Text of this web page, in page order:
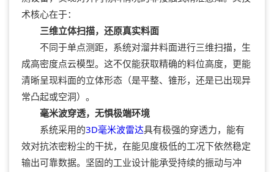
术核心在于：
三维立体扫描，还原真实料面
不同于单点测距，系统对溜井料面进行三维扫描，生
成高密度点云模型。这不仅能获取精确的料位高度，更能
清晰呈现料面的立体形态（是平整、锥形，还是已出现异
常凸起或空洞）。
毫米波穿透，无惧极端环境
系统采用的3D毫米波雷达具有极强的穿透力，能有
效对抗浓密粉尘的干扰，在能见度极低的工况下依然稳定
输出可靠数据。坚固的工业设计能承受持续的振动与冲